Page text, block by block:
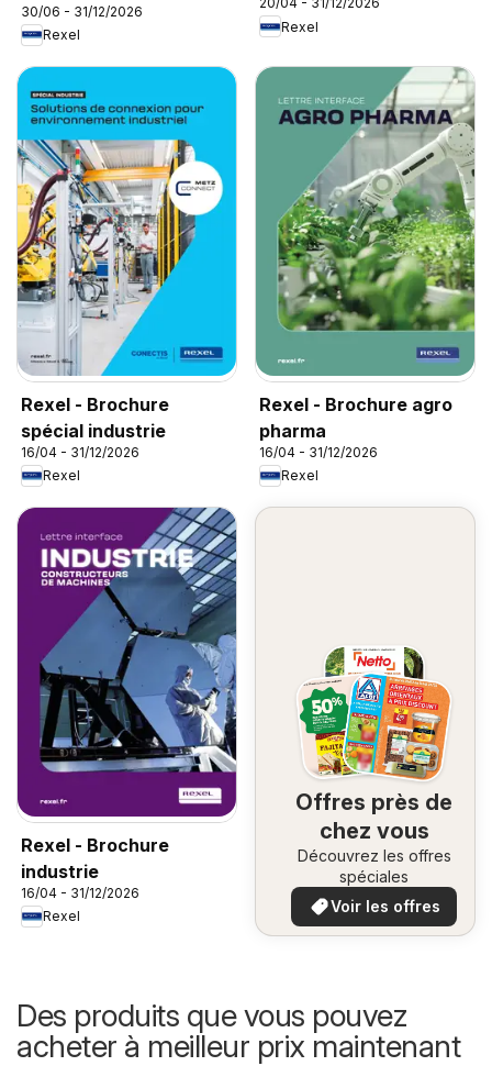
30/06 - 31/12/2026
Rexel
Rexel
Rexel - Brochure
spécial industrie
16/04 - 31/12/2026
Rexel
Rexel - Brochure agro
pharma
16/04 - 31/12/2026
Rexel
Rexel - Brochure
industrie
16/04 - 31/12/2026
Rexel
Offres près de
chez vous
Découvrez les offres
spéciales
Voir les offres
Des produits que vous pouvez
acheter à meilleur prix maintenant